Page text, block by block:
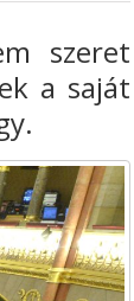
szeret
a saját